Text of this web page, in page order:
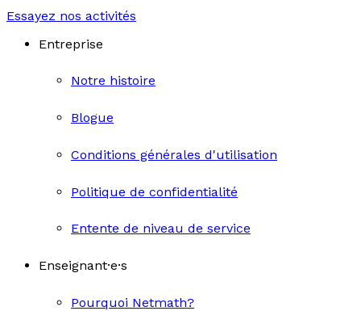
Essayez nos activités
Entreprise
Notre histoire
Blogue
Conditions générales d'utilisation
Politique de confidentialité
Entente de niveau de service
Enseignant·e·s
Pourquoi Netmath?